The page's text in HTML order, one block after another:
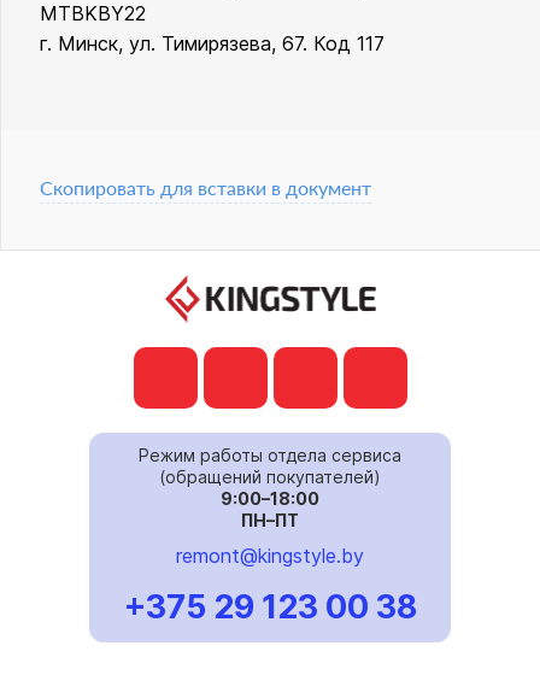
MTBKBY22
г. Минск, ул. Тимирязева, 67. Код 117
Скопировать для вставки в документ
Режим работы отдела сервиса
(обращений покупателей)
9:00–18:00
ПН–ПТ
remont@kingstyle.by
+375 29 123 00 38